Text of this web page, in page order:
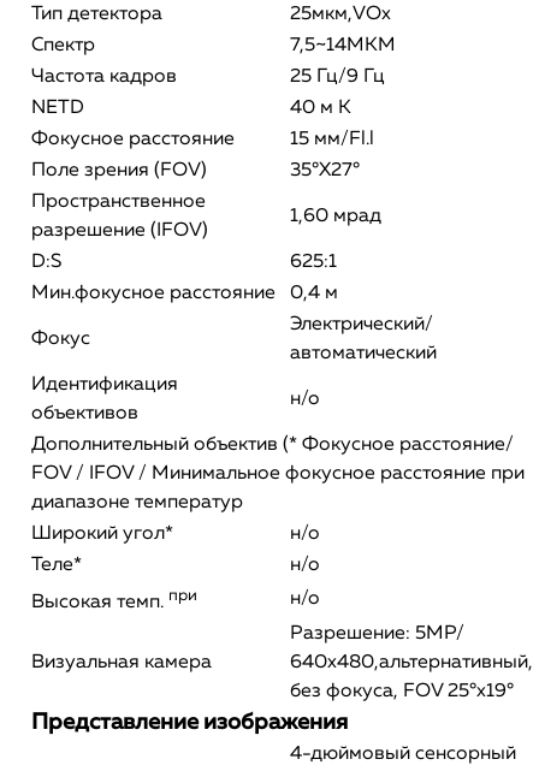
Тип детектора
25мкм,VOx
Спектр
7,5~14МКМ
Частота кадров
25 Гц/9 Гц
NETD
40 м К
Фокусное расстояние
15 мм/Fl.l
Поле зрения (FOV)
35°Х27°
Пространственное
разрешение (IFOV)
1,60 мрад
D:S
625:1
Мин.фокусное расстояние
0,4 м
Фокус
Электрический/
автоматический
Идентификация
объективов
н/о
Дополнительный объектив (* Фокусное расстояние/
FOV / IFOV / Минимальное фокусное расстояние при
диапазоне температур
Широкий угол*
н/о
Теле*
н/о
Высокая темп. при н/о
Визуальная камера
Разрешение: 5МР/
640x480,альтернативный,
без фокуса, FOV 25°х19°
Представление изображения
4-дюймовый сенсорный